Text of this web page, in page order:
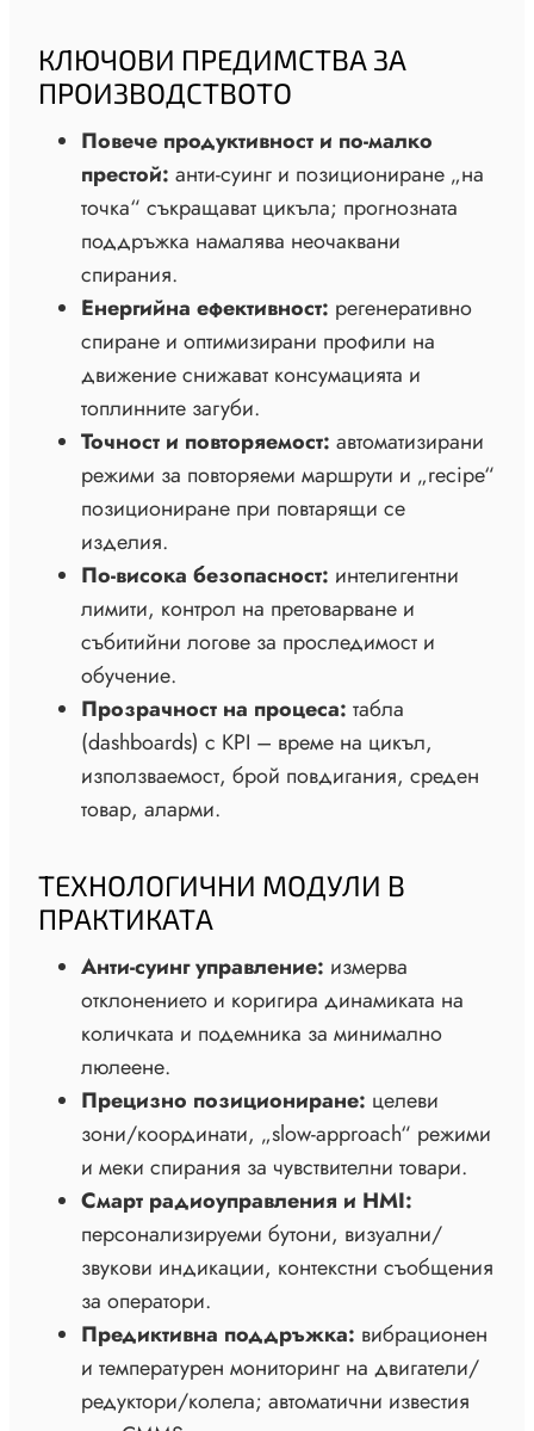
КЛЮЧОВИ ПРЕДИМСТВА ЗА
ПРОИЗВОДСТВОТО
Повече продуктивност и по-малко
престой: анти-суинг и позициониране „на
точка“ съкращават цикъла; прогнозната
поддръжка намалява неочаквани
спирания.
Енергийна ефективност: регенеративно
спиране и оптимизирани профили на
движение снижават консумацията и
топлинните загуби.
Точност и повторяемост: автоматизирани
режими за повторяеми маршрути и „recipe“
позициониране при повтарящи се
изделия.
По-висока безопасност: интелигентни
лимити, контрол на претоварване и
събитийни логове за проследимост и
обучение.
Прозрачност на процеса: табла
(dashboards) с KPI – време на цикъл,
използваемост, брой повдигания, среден
товар, аларми.
ТЕХНОЛОГИЧНИ МОДУЛИ В
ПРАКТИКАТА
Анти-суинг управление: измерва
отклонението и коригира динамиката на
количката и подемника за минимално
люлеене.
Прецизно позициониране: целеви
зони/координати, „slow-approach“ режими
и меки спирания за чувствителни товари.
Смарт радиоуправления и HMI:
персонализируеми бутони, визуални/
звукови индикации, контекстни съобщения
за оператори.
Предиктивна поддръжка: вибрационен
и температурен мониторинг на двигатели/
редуктори/колела; автоматични известия